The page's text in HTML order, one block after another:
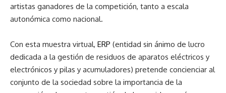
artistas ganadores de la competición, tanto a escala
autonómica como nacional.
Con esta muestra virtual, ERP (entidad sin ánimo de lucro
dedicada a la gestión de residuos de aparatos eléctricos y
electrónicos y pilas y acumuladores) pretende concienciar al
conjunto de la sociedad sobre la importancia de la